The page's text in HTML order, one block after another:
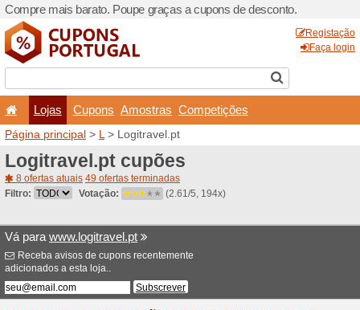
Compre mais barato.
Lojas Cupons